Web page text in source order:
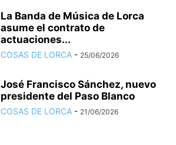
La Banda de Música de Lorca
asume el contrato de
actuaciones...
COSAS DE LORCA - 25/06/2026
José Francisco Sánchez, nuevo
presidente del Paso Blanco
COSAS DE LORCA - 21/06/2026